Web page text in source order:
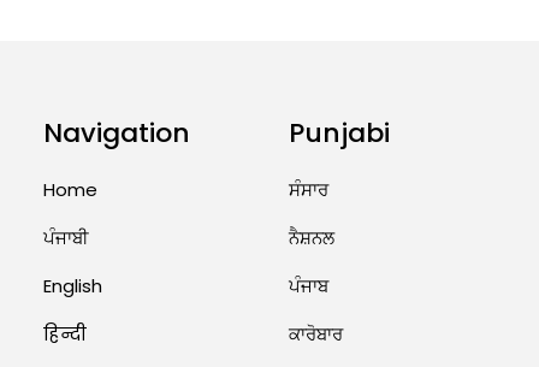
Pakistan’s Khyber Pakhtunkhwa:
7 Killed, 18 Injured
August 2, 2026 10:05 PM
India Wins 8 Gold Medals on Day
10 of Commonwealth Games:
August 2, 2026 11:06 AM
Navigation
Home
ਪੰਜਾਬੀ
English
हिन्दी
Punjabi
ਸੰਸਾਰ
ਨੈਸ਼ਨਲ
ਪੰਜਾਬ
ਕਾਰੋਬਾਰ